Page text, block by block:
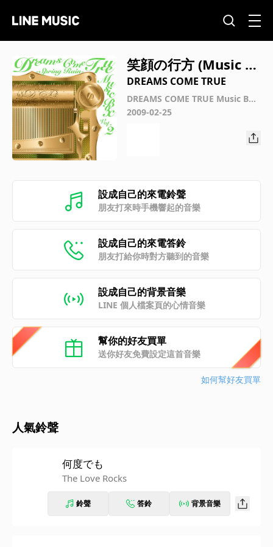
笑顔の行方 (Music B
ox Ver.)
DREAMS COME TRUE
DREAMS COME TRUE Music Box
Vol.2 - Spring Rain -
2009-02-25
設成自己的來電鈴聲
朋友打來時手機響起的音樂
設成自己的來電答鈴
朋友打給你時對方聽到的音樂
設成自己的背景音樂
LINE 個人檔案頁的心情音樂
幫你的好友買單
送你好友免費設定這首音樂
如何幫好友買單
人氣鈴聲
何度でも
The Love Rocks
鈴聲 答鈴 背景音樂